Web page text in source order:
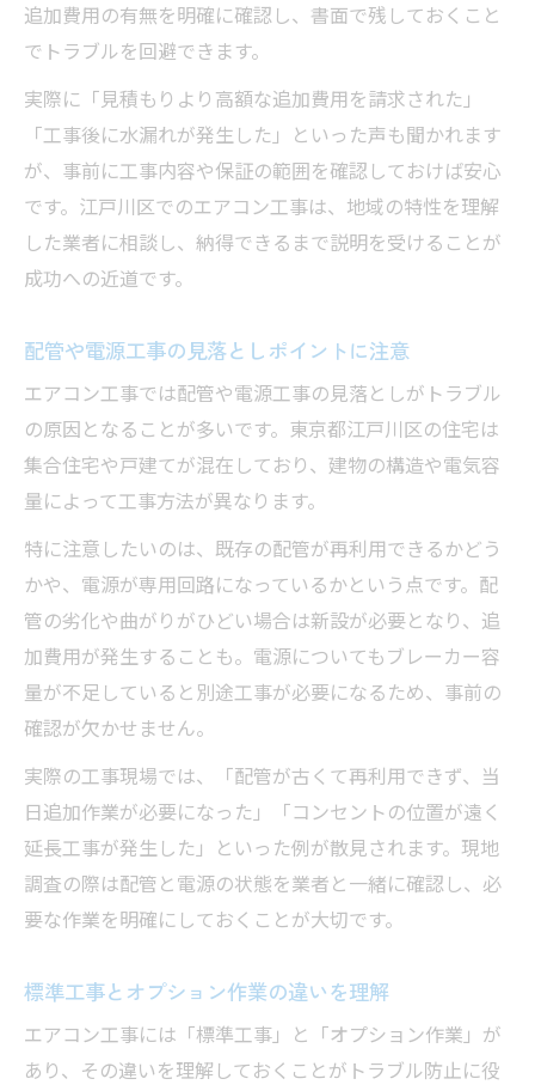
追加費用の有無を明確に確認し、書面で残しておくこと
でトラブルを回避できます。
実際に「見積もりより高額な追加費用を請求された」
「工事後に水漏れが発生した」といった声も聞かれます
が、事前に工事内容や保証の範囲を確認しておけば安心
です。江戸川区でのエアコン工事は、地域の特性を理解
した業者に相談し、納得できるまで説明を受けることが
成功への近道です。
配管や電源工事の見落としポイントに注意
エアコン工事では配管や電源工事の見落としがトラブル
の原因となることが多いです。東京都江戸川区の住宅は
集合住宅や戸建てが混在しており、建物の構造や電気容
量によって工事方法が異なります。
特に注意したいのは、既存の配管が再利用できるかどう
かや、電源が専用回路になっているかという点です。配
管の劣化や曲がりがひどい場合は新設が必要となり、追
加費用が発生することも。電源についてもブレーカー容
量が不足していると別途工事が必要になるため、事前の
確認が欠かせません。
実際の工事現場では、「配管が古くて再利用できず、当
日追加作業が必要になった」「コンセントの位置が遠く
延長工事が発生した」といった例が散見されます。現地
調査の際は配管と電源の状態を業者と一緒に確認し、必
要な作業を明確にしておくことが大切です。
標準工事とオプション作業の違いを理解
エアコン工事には「標準工事」と「オプション作業」が
あり、その違いを理解しておくことがトラブル防止に役